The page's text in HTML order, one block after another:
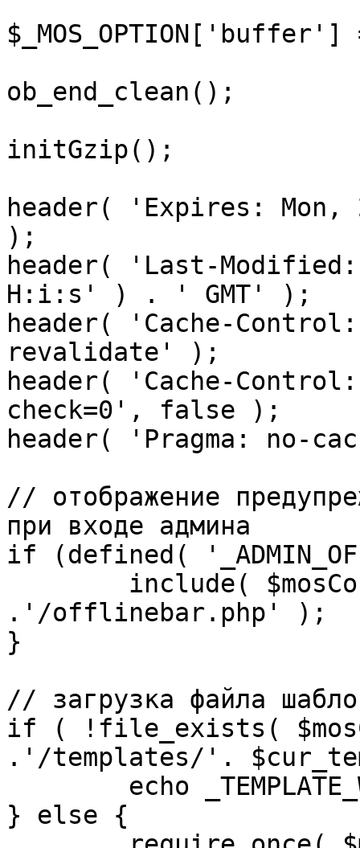
ob_end_clean();
initGzip();
header( 'Expires: Mon,
);
header( 'Last-
H:i:s' ) . ' GMT' );
header( 'Cache-
revalidate' );
header( 'Cache-
check=0', false );
header( 'Pragma: no-
// отображение
при входе админа
if (defined(
.'/offlinebar.php' );
}
// загрузка файла
if ( !file_exists(
.'/templates/'.
} else {